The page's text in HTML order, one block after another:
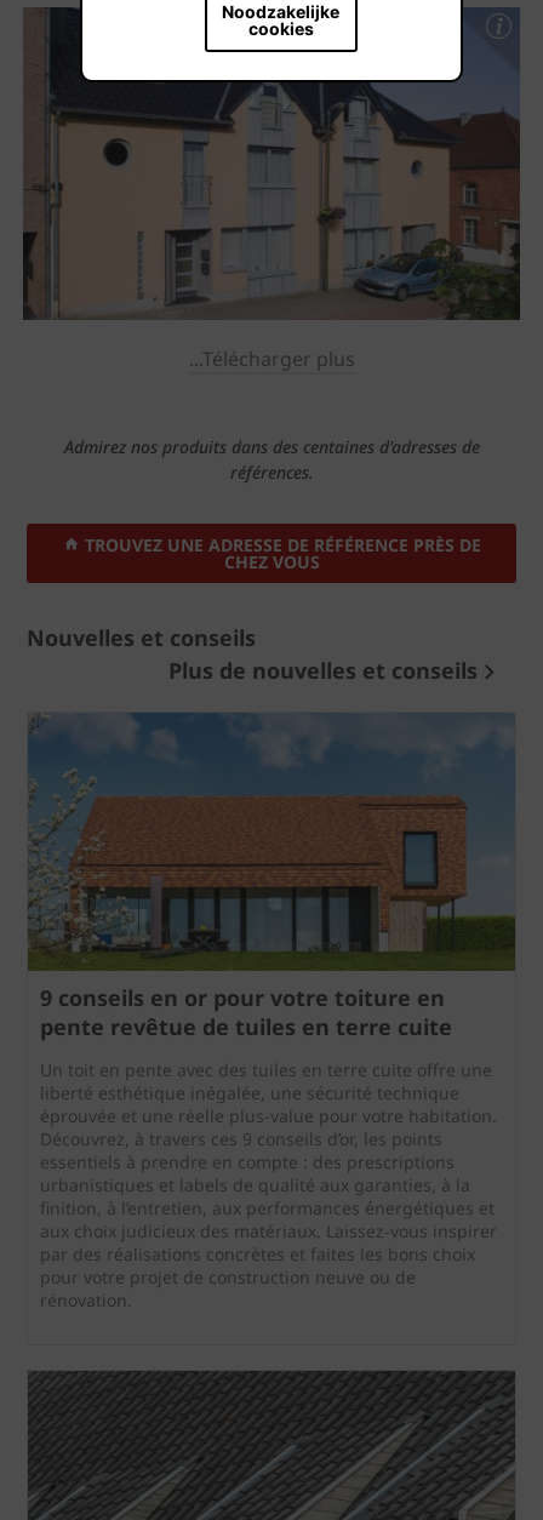
Noodzakelijke
cookies
...Télécharger plus
Admirez nos produits dans des centaines d’adresses de
références.
TROUVEZ UNE ADRESSE DE RÉFÉRENCE PRÈS DE
CHEZ VOUS
Nouvelles et conseils
Plus de nouvelles et conseils
9 conseils en or pour votre toiture en
pente revêtue de tuiles en terre cuite
Un toit en pente avec des tuiles en terre cuite offre une
liberté esthétique inégalée, une sécurité technique
éprouvée et une réelle plus-value pour votre habitation.
Découvrez, à travers ces 9 conseils d’or, les points
essentiels à prendre en compte : des prescriptions
urbanistiques et labels de qualité aux garanties, à la
finition, à l’entretien, aux performances énergétiques et
aux choix judicieux des matériaux. Laissez-vous inspirer
par des réalisations concrètes et faites les bons choix
pour votre projet de construction neuve ou de
rénovation.